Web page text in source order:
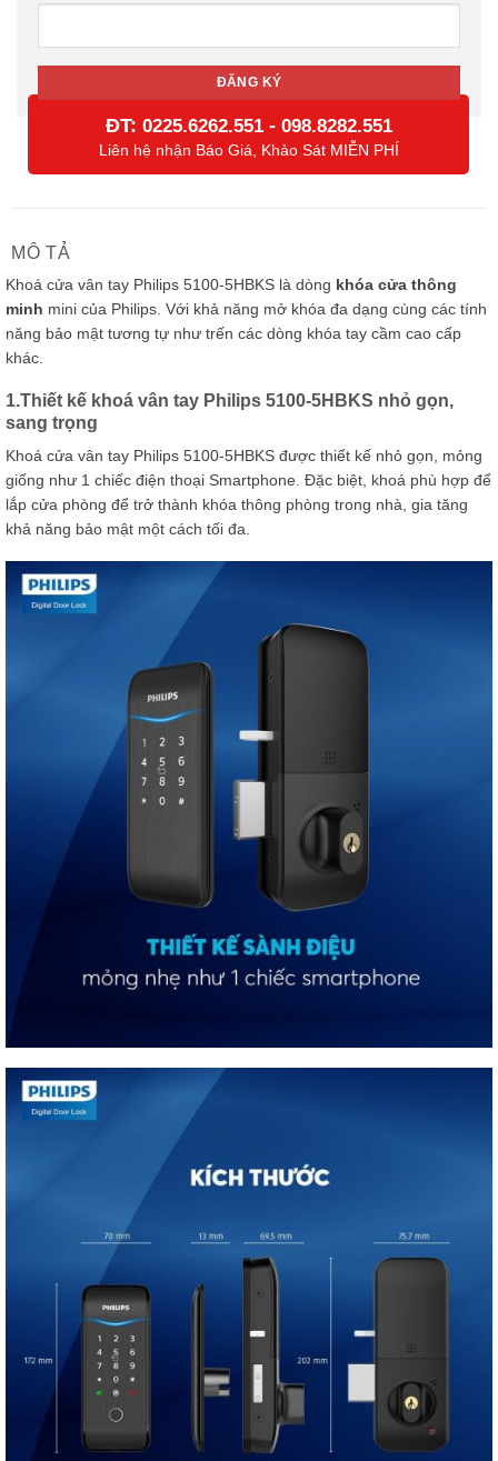
ĐT: 0225.6262.551 - 098.8282.551
Liên hệ nhận Báo Giá, Khảo Sát MIỄN PHÍ
MÔ TẢ
Khoá cửa vân tay Philips 5100-5HBKS là dòng khóa cửa thông
minh mini của Philips. Với khả năng mở khóa đa dạng cùng các tính
năng bảo mật tương tự như trến các dòng khóa tay cầm cao cấp
khác.
1.Thiết kế khoá vân tay Philips 5100-5HBKS nhỏ gọn,
sang trọng
Khoá cửa vân tay Philips 5100-5HBKS được thiết kế nhỏ gọn, mỏng
giống như 1 chiếc điện thoại Smartphone. Đặc biệt, khoá phù hợp để
lắp cửa phòng để trở thành khóa thông phòng trong nhà, gia tăng
khả năng bảo mật một cách tối đa.